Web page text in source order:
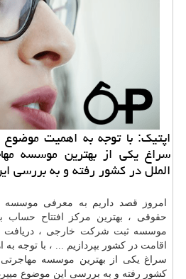
اپتیک: با توجه به اهمیت
سراغ یکی از بهترین موسسه
الملل در کشور رفته و به بررسی
امروز قصد داریم به معرفی موسسه
حقوقی ، بهترین مرکز
افتتاح حساب
موسسهثبت شرکت خارجی ، دریافت
اقامت در کشور بپردازیم ... ، با توجه
سراغ یکی از بهترین موسسه مهاجرتی
کشور رفته و به بررسی این موضوع